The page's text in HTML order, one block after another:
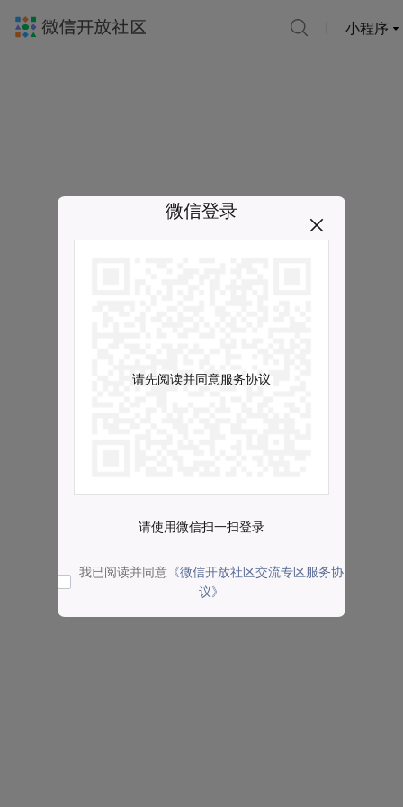
小程序
微信登录
请先阅读并同意服务协议
请使用微信扫一扫登录
我已阅读并同意 《微信开放社区交流专区服务协
议》